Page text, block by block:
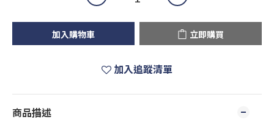
加入購物車 立即購買
加入追蹤清單
商品描述